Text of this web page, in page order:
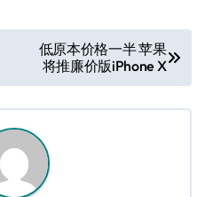
低原本价格一半 苹果
将推廉价版iPhone X